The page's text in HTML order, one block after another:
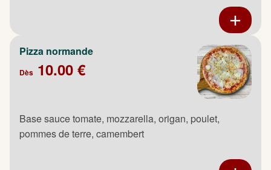
Pizza normande
Dès 10.00 €
Base sauce tomate, mozzarella, origan, poulet,
pommes de terre, camembert